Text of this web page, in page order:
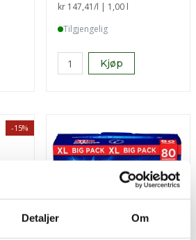
Detaljer Om
Sammenligning pris
kr 147,41/l | 1,00 l
Tilgjengelig
Kjøp
-15%